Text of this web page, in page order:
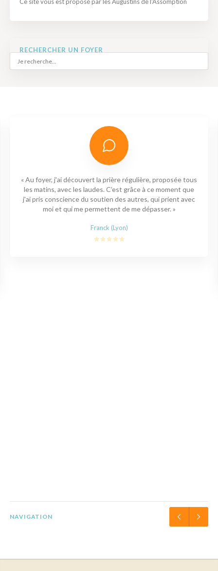
RECHERCHER UN FOYER
« Au foyer, j’ai découvert la prière régulière, proposée tous
les matins, avec les laudes. C’est grâce à ce moment que
j’ai pris conscience du soutien des autres, qui prient avec
moi et qui me permettent de me dépasser. »
Franck (Lyon)
NAVIGATION